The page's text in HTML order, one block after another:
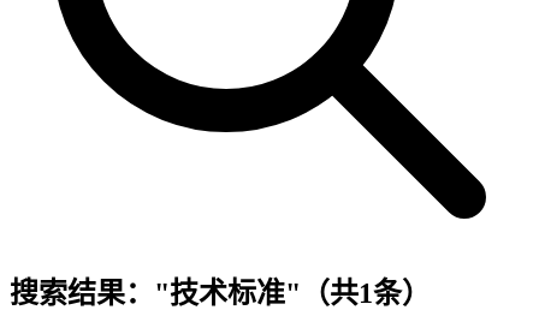
搜索结果： "技术标准"（共1条）